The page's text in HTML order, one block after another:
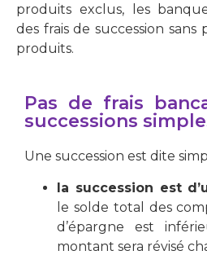
produits exclus, les
des frais de succession
produits.
Pas de frais
successions
Une succession est dite
la succession est
le solde total des
d’épargne est
montant sera révisé